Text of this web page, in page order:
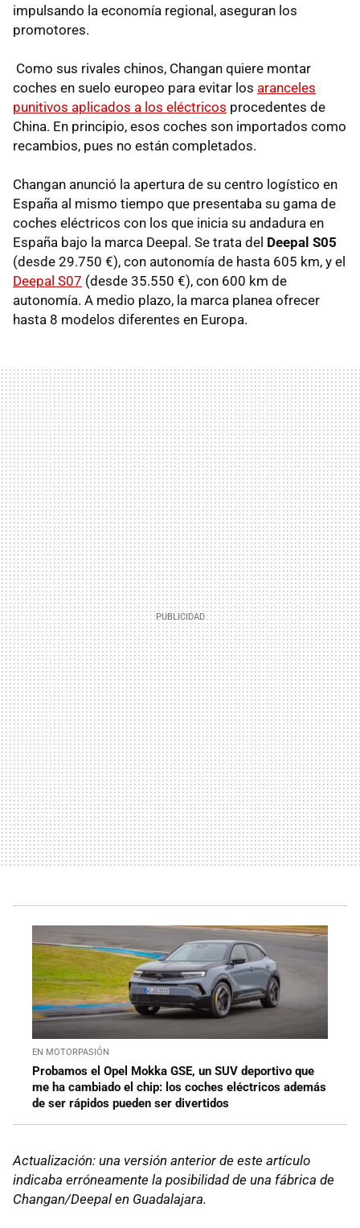
impulsando la economía regional, aseguran los
promotores.
Como sus rivales chinos, Changan quiere montar
coches en suelo europeo para evitar los aranceles
punitivos aplicados a los eléctricos procedentes de
China. En principio, esos coches son importados como
recambios, pues no están completados.
Changan anunció la apertura de su centro logístico en
España al mismo tiempo que presentaba su gama de
coches eléctricos con los que inicia su andadura en
España bajo la marca Deepal. Se trata del Deepal S05
(desde 29.750 €), con autonomía de hasta 605 km, y el
Deepal S07 (desde 35.550 €), con 600 km de
autonomía. A medio plazo, la marca planea ofrecer
hasta 8 modelos diferentes en Europa.
EN MOTORPASIÓN
Probamos el Opel Mokka GSE, un SUV deportivo que
me ha cambiado el chip: los coches eléctricos además
de ser rápidos pueden ser divertidos
Actualización: una versión anterior de este artículo
indicaba erróneamente la posibilidad de una fábrica de
Changan/Deepal en Guadalajara.